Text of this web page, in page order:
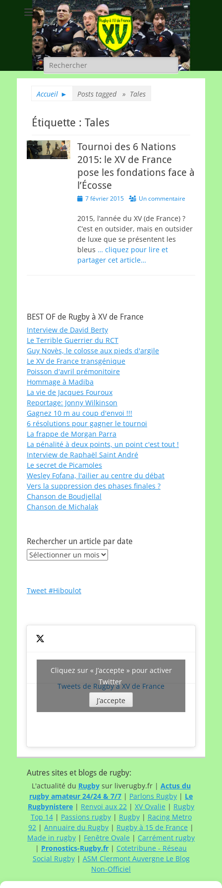
Rugby à XV de
France
A chacun son rugby
Rechercher :
Accueil ► Posts tagged » Tales
Étiquette : Tales
Tournoi des 6 Nations
2015: le XV de France
pose les fondations face à
l’Écosse
Posted7 février 2015 Un commentaire
2015, l’année du XV (de France) ?
C’est en outsider, mais en outsider
de luxe que se présentent les
bleus … cliquez pour lire et
partager cet article…
BEST OF de Rugby à XV de France
Interview de David Berty
Le Terrible Guerrier du RCT
Guy Novès, le colosse aux pieds d'argile
Le XV de France transgénique
Poisson d'avril prémonitoire
Hommage à Madiba
La vie de Jacques Fouroux
Reportage: Jonny Wilkinson
Gagnez 10 m au coup d'envoi !!!
6 résolutions pour gagner le tournoi
La frappe de Morgan Parra
La pénalité à deux points, un point c'est tout !
Interview de Raphaël Saint André
Le secret de Picamoles
Wesley Fofana, l'ailier au centre du débat
Vers la suppression des phases finales ?
Chanson de Boudjellal
Chanson de Michalak
Rechercher un article par date
Rechercher
date
Tweet #Hiboulot
Tweets de Rugby à XV de France
Cliquez sur « J’accepte » pour activer
Twitter
J’accepte
Autres sites et blogs de rugby:
L'actualité du Rugbysur liverugby.fr | Actus du
rugby amateur 24/24 & 7/7 | Parlons Rugby | Le
Rugbynistere | Renvoi aux 22 | XV Ovalie | Rugby
Top 14| Passions rugby| Rugby| Racing Metro
92 | Annuaire du Rugby | Rugby à 15 de France |
Made in rugby | Fenêtre Ovale | Carrément rugby
| Pronostics-Rugby.fr | Cotetribune - Réseau
Social Rugby| ASM Clermont Auvergne Le Blog
Non-Officiel